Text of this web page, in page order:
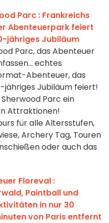
Parc : Frankreichs
Abenteuerpark feiert
jähriges Jubiläum
Parc, das Abenteuer
echtes
Abenteuer, das
jähriges Jubiläum feiert!
Parc ein
Attraktionen!
für alle Altersstufen,
Archery Tag, Touren
oder auch das
Floreval :
Paintball und
in nur 30
von Paris entfernt